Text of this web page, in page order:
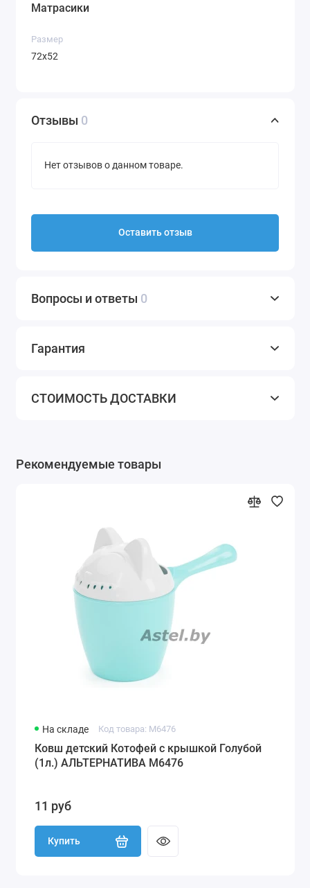
Матрасики
Размер
72х52
Отзывы 0
Нет отзывов о данном товаре.
Оставить отзыв
Вопросы и ответы 0
Гарантия
СТОИМОСТЬ ДОСТАВКИ
Рекомендуемые товары
На складе Код товара: М6476
Ковш детский Котофей с крышкой Голубой
(1л.) АЛЬТЕРНАТИВА М6476
11 руб
Купить